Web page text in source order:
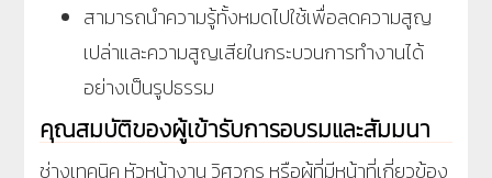
สามารถนำความรู้ทั้งหมดไปใช้เพื่อลดความสูญ
เปล่าและความสูญเสียในกระบวนการทำงานได้
อย่างเป็นรูปธรรม
คุณสมบัติของผู้เข้ารับการอบรมและสัมมนา
ช่างเทคนิค หัวหน้างาน วิศวกร หรือผู้ที่มีหน้าที่เกี่ยวข้อง